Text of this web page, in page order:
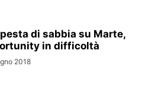
di sabbia su Marte,
in difficoltà
2018